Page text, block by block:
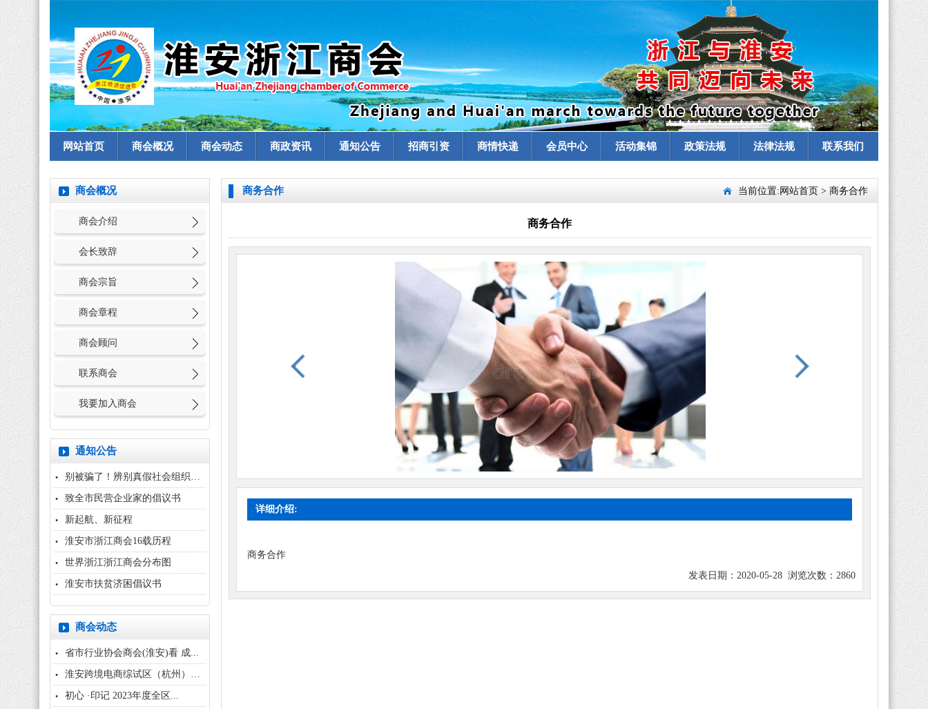
网站首页 商会概况 商会动态 商政资讯 通知公告 招商引资 商情快递 会员中心 活动集锦 政策法规 法律法规 联系我们
商会概况
商会介绍
会长致辞
商会宗旨
商会章程
商会顾问
联系商会
我要加入商会
通知公告
别被骗了！辨别真假社会组织，用...
致全市民营企业家的倡议书
新起航、新征程
淮安市浙江商会16载历程
世界浙江浙江商会分布图
淮安市扶贫济困倡议书
商会动态
省市行业协会商会(淮安)看 成...
淮安跨境电商综试区（杭州）招商...
初心 ·印记 2023年度全区...
商务合作 当前位置: 网站首页 > 商务合作
商务合作
详细介绍:
商务合作
发表日期：2020-05-28 浏览次数：2860